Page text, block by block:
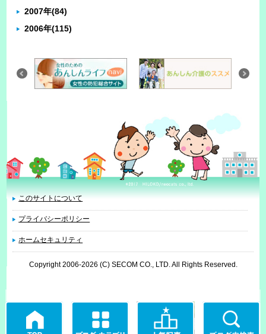
2007年(84)
2006年(115)
このサイトについて
プライバシーポリシー
ホームセキュリティ
Copyright 2006-2026 (C) SECOM CO., LTD. All Rights Reserved.